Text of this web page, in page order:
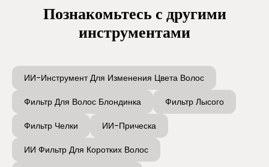
Познакомьтесь с другими
инструментами
ИИ-Инструмент Для Изменения Цвета Волос
Фильтр Для Волос Блондинка
Фильтр Лысого
Фильтр Челки
ИИ-Прическа
ИИ Фильтр Для Коротких Волос